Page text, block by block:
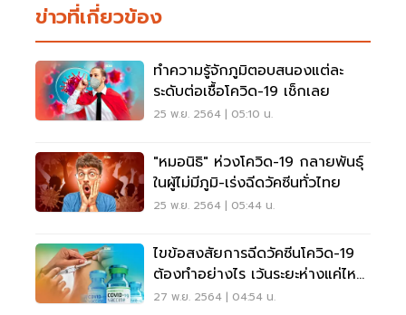
ข่าวที่เกี่ยวข้อง
ทำความรู้จักภูมิตอบสนองแต่ละ
ระดับต่อเชื้อโควิด-19 เช็กเลย
25 พ.ย. 2564 | 05:10 น.
"หมอนิธิ" ห่วงโควิด-19 กลายพันธุ์
ในผู้ไม่มีภูมิ-เร่งฉีดวัคซีนทั่วไทย
25 พ.ย. 2564 | 05:44 น.
ไขข้อสงสัยการฉีดวัคซีนโควิด-19
ต้องทำอย่างไร เว้นระยะห่างแค่ไหน
เช็กเลย
27 พ.ย. 2564 | 04:54 น.